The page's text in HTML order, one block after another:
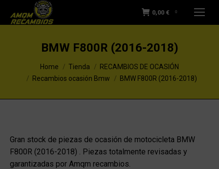
0,00 € 0
BMW F800R (2016-2018)
You are here:Home Tienda
RECAMBIOS DE OCASIÓN
Recambios ocasión Bmw
BMW F800R (2016-2018)
Gran stock de piezas de ocasión de motocicleta BMW
F800R (2016-2018) . Piezas totalmente revisadas y
garantizadas por Amqm recambios.